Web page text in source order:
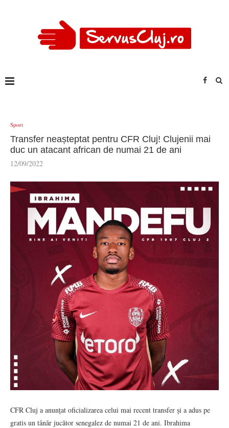
Sport
Transfer neașteptat pentru CFR Cluj! Clujenii mai
duc un atacant african de numai 21 de ani
12/09/2022
CFR Cluj a anunțat oficializarea celui mai recent transfer și a adus pe
gratis un tânăr jucător senegalez de numai 21 de ani. Ibrahima